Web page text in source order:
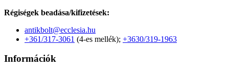
Régiségek beadása/kifizetések:
antikbolt@ecclesia.hu
+361/317-3061 (4-es mellék); +3630/319-1963
Információk